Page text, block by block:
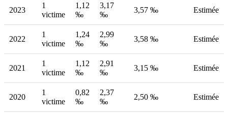
2023
1
victime
1,12
‰
3,17
‰
3,57 ‰ Estimée
2022
1
victime
1,24
‰
2,99
‰
3,58 ‰ Estimée
2021
1
victime
1,12
‰
2,91
‰
3,15 ‰ Estimée
2020
1
victime
0,82
‰
2,37
‰
2,50 ‰ Estimée